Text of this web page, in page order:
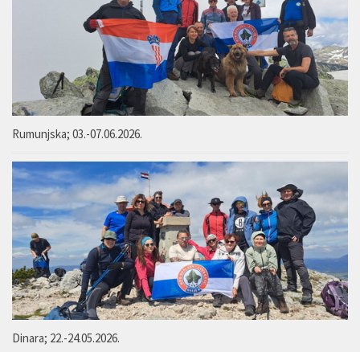
Rumunjska; 03.-07.06.2026.
Dinara; 22.-24.05.2026.